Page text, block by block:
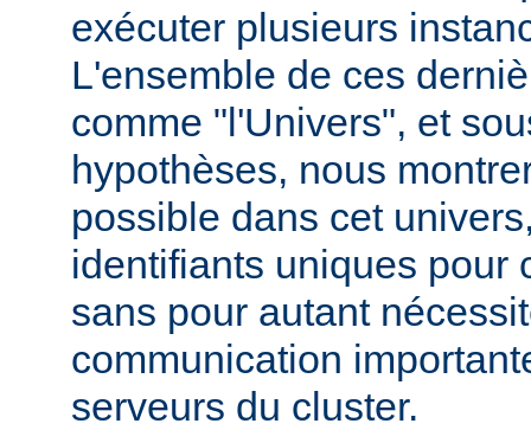
exécuter plusieurs
L'ensemble de ces
comme "l'Univers", et
hypothèses, nous
possible dans cet
identifiants uniques pour
sans pour autant
communication
serveurs du cluster.